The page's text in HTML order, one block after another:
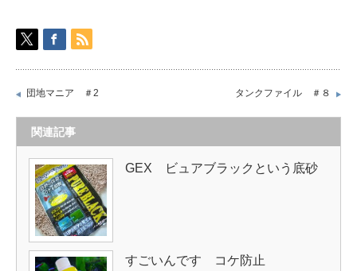
団地マニア ＃2 タンクファイル ＃８
関連記事
GEX ビュアブラックという底砂
すごいんです コケ防止